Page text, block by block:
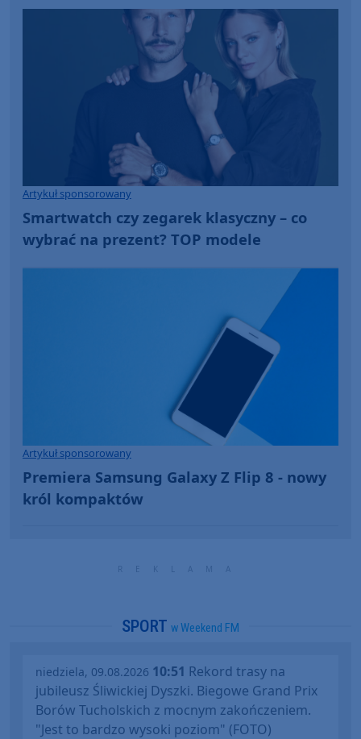
Artykuł sponsorowany
Smartwatch czy zegarek klasyczny – co
wybrać na prezent? TOP modele
Artykuł sponsorowany
Premiera Samsung Galaxy Z Flip 8 - nowy
król kompaktów
SPORT w Weekend FM
niedziela, 09.08.2026 10:51 Rekord trasy na
jubileusz Śliwickiej Dyszki. Biegowe Grand Prix
Borów Tucholskich z mocnym zakończeniem.
"Jest to bardzo wysoki poziom" (FOTO)